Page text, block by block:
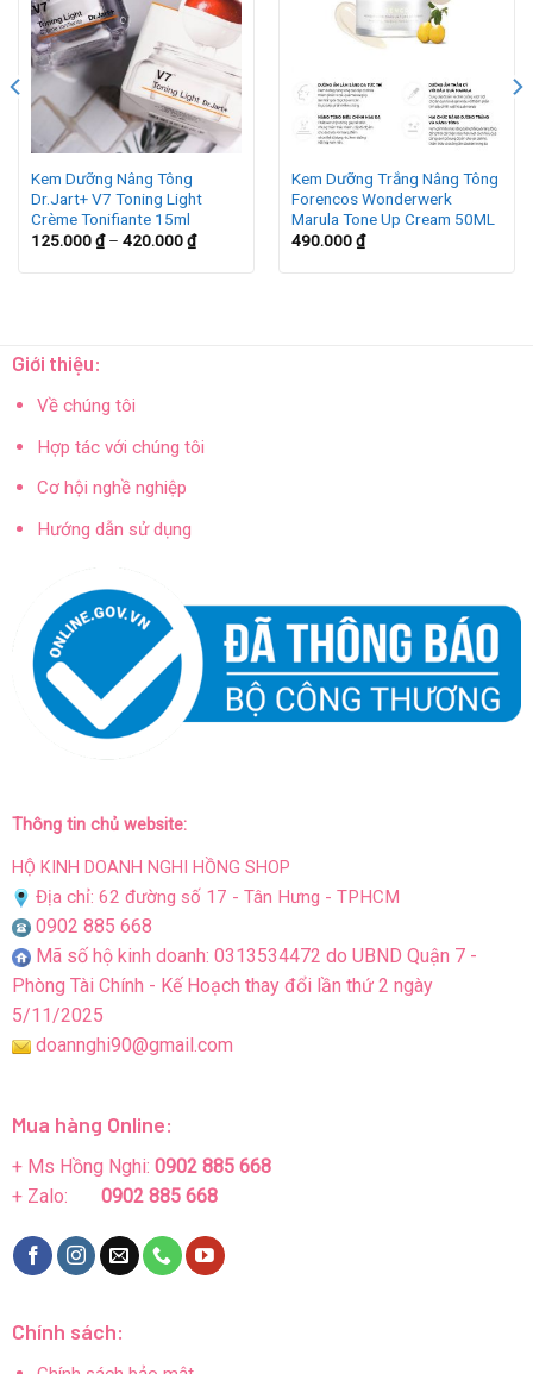
Kem Dưỡng Nâng Tông
Dr.Jart+ V7 Toning Light
Crème Tonifiante 15ml
125.000₫– 420.000₫
Kem Dưỡng Trắng Nâng Tông
Forencos Wonderwerk
Marula Tone Up Cream 50ML
490.000₫
Giới thiệu:
Về chúng tôi
Hợp tác với chúng tôi
Cơ hội nghề nghiệp
Hướng dẫn sử dụng
Thông tin chủ website:
HỘ KINH DOANH NGHI HỒNG SHOP
Địa chỉ: 62 đường số 17 - Tân Hưng - TPHCM
0902 885 668
Mã số hộ kinh doanh: 0313534472 do UBND Quận 7 -
Phòng Tài Chính - Kế Hoạch thay đổi lần thứ 2 ngày
5/11/2025
doannghi90@gmail.com
Mua hàng Online:
+ Ms Hồng Nghi: 0902 885 668
+ Zalo: 0902 885 668
Chính sách: